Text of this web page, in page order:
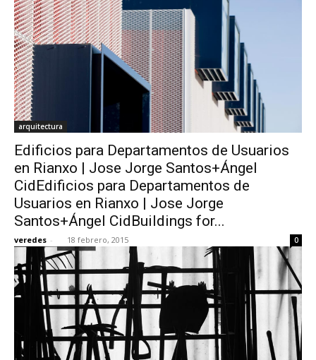
arquitectura
Edificios para Departamentos de Usuarios
en Rianxo | Jose Jorge Santos+Ángel
CidEdificios para Departamentos de
Usuarios en Rianxo | Jose Jorge
Santos+Ángel CidBuildings for...
veredes - 18 febrero, 2015 0